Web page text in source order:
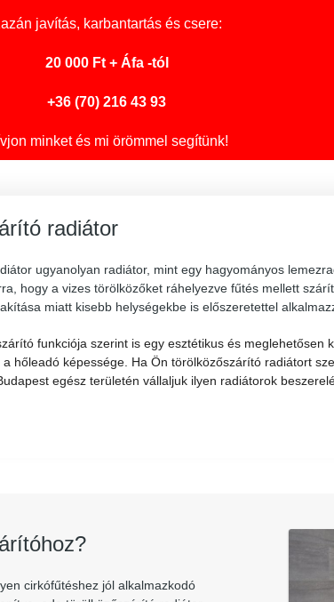
javítás, karbantartás és csere:
20 000 Ft + Áfa -tól
+36 (70) 216 43 93
minket és mi örömmel segítünk!
radiátor
ugyanolyan radiátor, mint egy hagyományos
hogy a vizes törölközőket ráhelyezve fűtés mellett
miatt kisebb helységekbe is előszeretettel
funkciója szerint is egy esztétikus és meglehetősen
hőleadó képessége. Ha Ön törölközőszárító radiátort
egész területén vállaljuk ilyen radiátorok
cirkófűtéshez jól alkalmazkodó